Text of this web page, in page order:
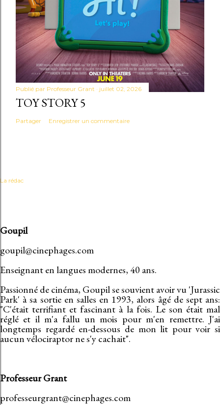
Publié par Professeur Grant juillet 02, 2026
TOY STORY 5
Partager Enregistrer un commentaire
La rédac
Goupil
goupil@cinephages.com
Enseignant en langues modernes, 40 ans.
Passionné de cinéma, Goupil se souvient avoir vu 'Jurassic
Park' à sa sortie en salles en 1993, alors âgé de sept ans:
"C'était terrifiant et fascinant à la fois. Le son était mal
réglé et il m'a fallu un mois pour m'en remettre. J'ai
longtemps regardé en-dessous de mon lit pour voir si
aucun vélociraptor ne s'y cachait".
Professeur Grant
professeurgrant@cinephages.com